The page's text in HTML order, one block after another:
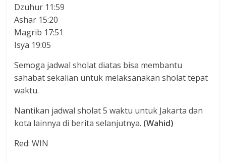
Dzuhur 11:59
Ashar 15:20
Magrib 17:51
Isya 19:05
Semoga jadwal sholat diatas bisa membantu
sahabat sekalian untuk melaksanakan sholat tepat
waktu.
Nantikan jadwal sholat 5 waktu untuk Jakarta dan
kota lainnya di berita selanjutnya. (Wahid)
Red: WIN